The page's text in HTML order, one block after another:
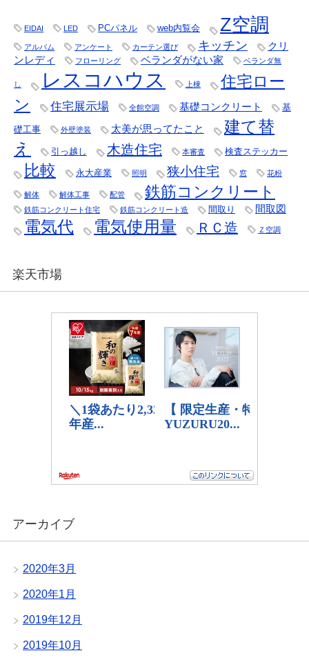
EIDAI LED PCパネル web内覧会 Z空調
アルバム アンケート カーテン選び キッチン
クリ
ンレディ
フローリング ベランダがない家 ベランダ無
し レスコハウス 上棟
住宅ロー
ン
住宅展示場 全館空調 基礎コンクリート 基
礎工事 外壁塗装 太美が思ってたこと
建て替
え
引っ越し 木造住宅 本審査 検査ステッカー
比較 永大産業 照明 狭小住宅 窓 花粉
解体 解体工事 配管 鉄筋コンクリート
鉄筋コンクリート住宅 鉄筋コンクリート造 間取り 間取図
電気代 電気使用量 ＲＣ造 Ｚ空調
楽天市場
アーカイブ
2020年3月
2020年1月
2019年12月
2019年10月